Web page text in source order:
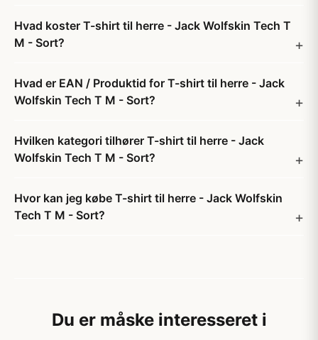
Hvad koster T-shirt til herre - Jack Wolfskin Tech T
M - Sort?
Hvad er EAN / Produktid for T-shirt til herre - Jack
Wolfskin Tech T M - Sort?
Hvilken kategori tilhører T-shirt til herre - Jack
Wolfskin Tech T M - Sort?
Hvor kan jeg købe T-shirt til herre - Jack Wolfskin
Tech T M - Sort?
Du er måske interesseret i